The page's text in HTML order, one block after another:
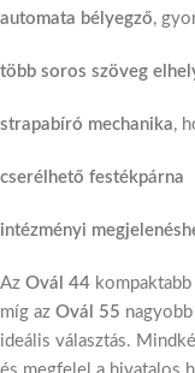
automata bélyegző,
több soros szöveg
strapabíró mechanika,
cserélhető festékpárna
intézményi
Az Ovál 44
míg az Ovál 55
ideális választás.